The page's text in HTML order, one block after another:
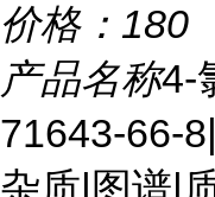
价格： 180
产品名称4-
71643-66-
杂质|图谱|